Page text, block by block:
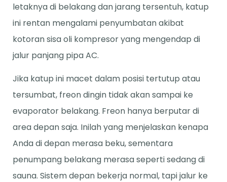
letaknya di belakang dan jarang tersentuh, katup
ini rentan mengalami penyumbatan akibat
kotoran sisa oli kompresor yang mengendap di
jalur panjang pipa AC.
Jika katup ini macet dalam posisi tertutup atau
tersumbat, freon dingin tidak akan sampai ke
evaporator belakang. Freon hanya berputar di
area depan saja. Inilah yang menjelaskan kenapa
Anda di depan merasa beku, sementara
penumpang belakang merasa seperti sedang di
sauna. Sistem depan bekerja normal, tapi jalur ke